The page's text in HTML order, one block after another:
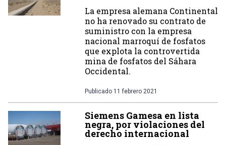
La empresa alemana Continental
no ha renovado su contrato de
suministro con la empresa
nacional marroquí de fosfatos
que explota la controvertida
mina de fosfatos del Sáhara
Occidental.
Publicado 11 febrero 2021
Siemens Gamesa en lista
negra, por violaciones del
derecho internacional